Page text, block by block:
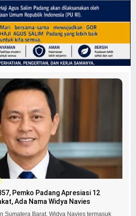
Pemko Padang Apresiasi 12
Ada Nama Widya Navies
Sumatera Barat, Widya Navies termasuk